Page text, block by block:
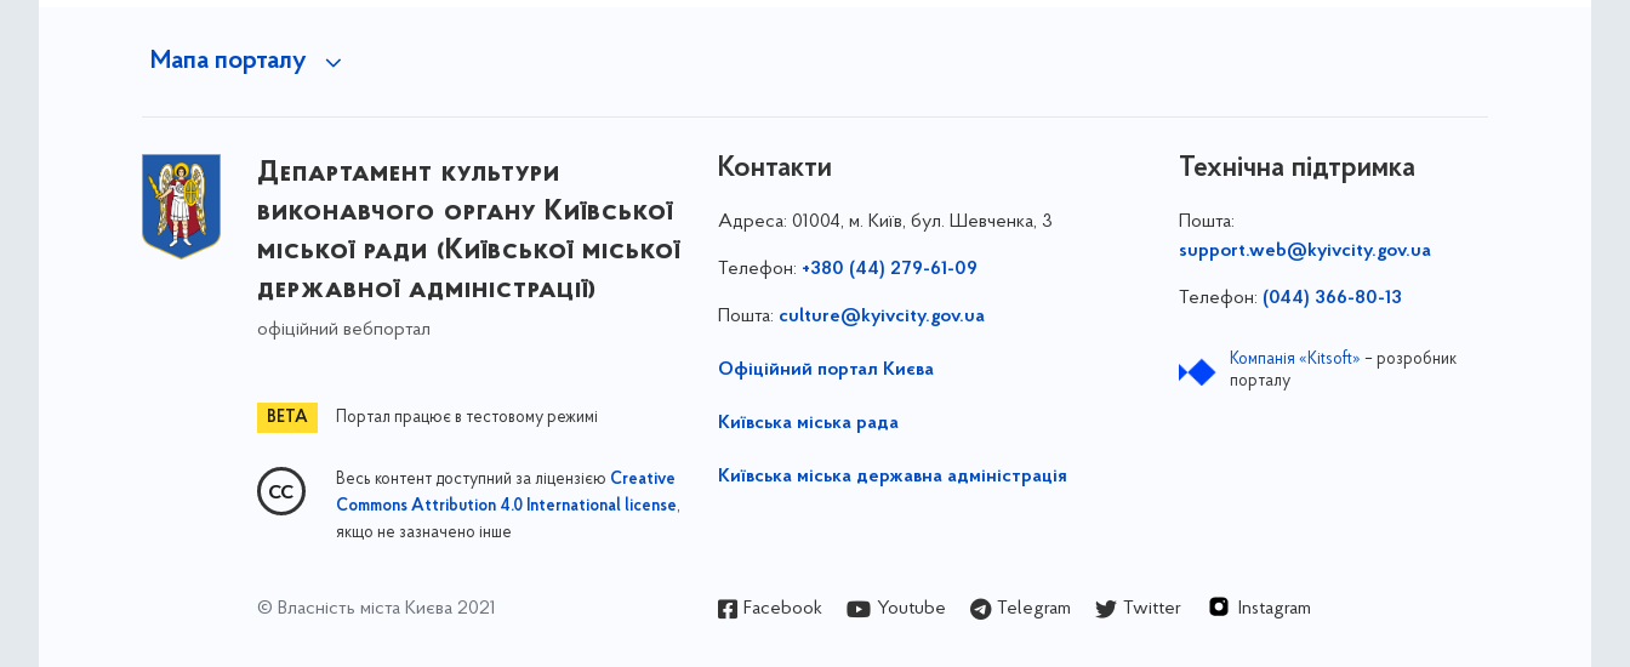
Мапа порталу
Департамент культури
виконавчого органу Київської
міської ради (Київської міської
державної адміністрації)
офіційний вебпортал
Портал працює в тестовому режимі
Весь контент доступний за ліцензією Creative
Commons Attribution 4.0 International license,
якщо не зазначено інше
Контакти
Адреса: 01004, м. Київ, бул. Шевченка, 3
Телефон: +380 (44) 279-61-09
Пошта: culture@kyivcity.gov.ua
Офіційний портал Києва
Київська міська рада
Київська міська державна адміністрація
Технічна підтримка
Пошта:
support.web@kyivcity.gov.ua
Телефон: (044) 366-80-13
Компанія «Kitsoft» – розробник
порталу
© Власність міста Києва 2021 Facebook Youtube Telegram Twitter Instagram